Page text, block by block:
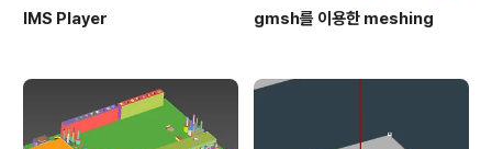
IMS Player gmsh를 이용한 meshing